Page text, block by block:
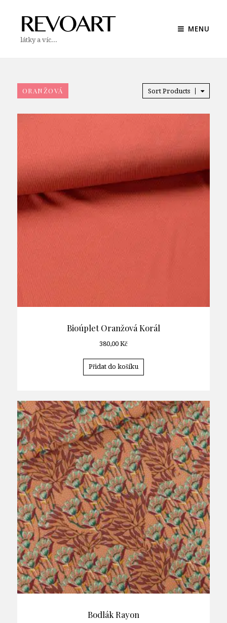
látky a víc...
MENU
ORANŽOVÁ Sort Products
Bioúplet Oranžová Korál
380,00 Kč
Přidat do košíku
Bodlák Rayon